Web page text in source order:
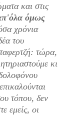
και στις
όμως
χρόνια
του
τώρα,
κι
τόπου, δεν
εμείς, οι